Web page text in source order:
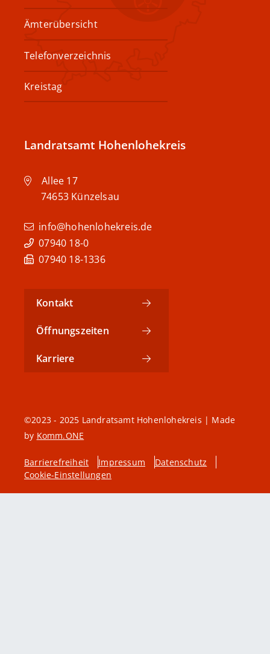
Ämterübersicht
Telefonverzeichnis
Kreistag
Landratsamt Hohenlohekreis
Allee 17
74653 Künzelsau
info@hohenlohekreis.de
07940 18-0
07940 18-1336
Kontakt
Öffnungszeiten
Karriere
©2023 - 2025 Landratsamt Hohenlohekreis | Made
by Komm.ONE
Barrierefreiheit Impressum
Datenschutz
Cookie-Einstellungen